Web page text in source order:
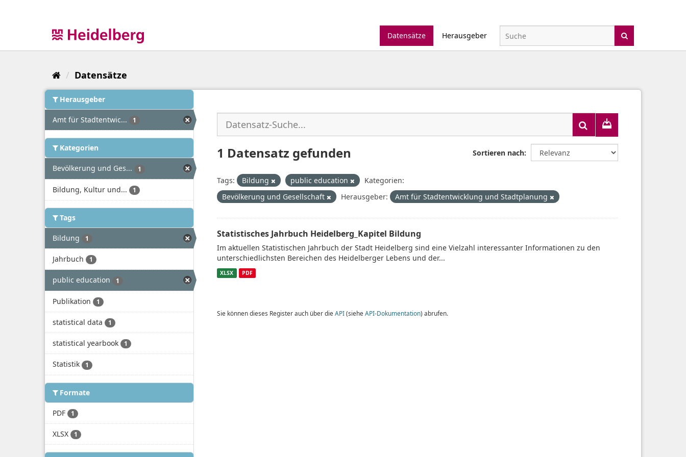
Datensätze
Herausgeber
Datensätze
Herausgeber
Amt für Stadtentwic... 1
Kategorien
Bevölkerung und Ges... 1
Bildung, Kultur und... 1
Tags
Bildung 1
Jahrbuch 1
public education 1
Publikation 1
statistical data 1
statistical yearbook 1
Statistik 1
Formate
PDF 1
XLSX 1
Sortieren nach
1 Datensatz gefunden
Tags: Bildung public education
Kategorien:
Bevölkerung und Gesellschaft
Herausgeber: Amt für Stadtentwicklung und Stadtplanung
Statistisches Jahrbuch Heidelberg_Kapitel Bildung
Im aktuellen Statistischen Jahrbuch der Stadt Heidelberg sind eine Vielzahl interessanter Informationen zu den
unterschiedlichsten Bereichen des Heidelberger Lebens und der...
XLSX PDF
Sie können dieses Register auch über die API(siehe API-Dokumentation) abrufen.